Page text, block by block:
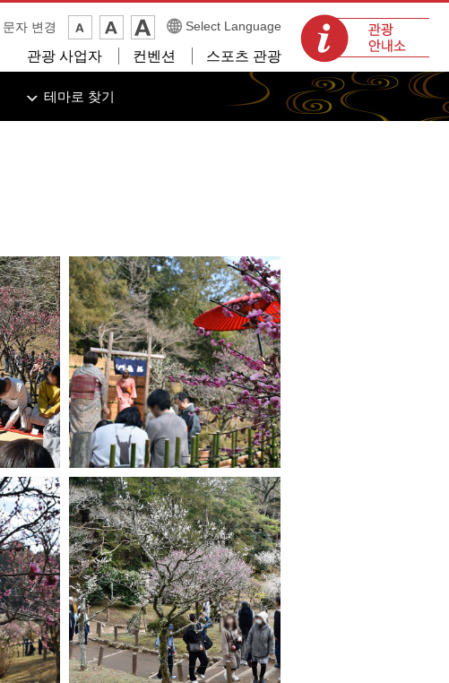
관광 안내소
문자 변경 Select Language
관광 사업자 컨벤션 스포츠 관광
테마로 찾기